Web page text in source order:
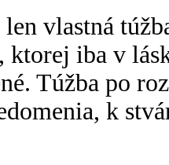
vlastná
ktorej iba v
Túžba po
k